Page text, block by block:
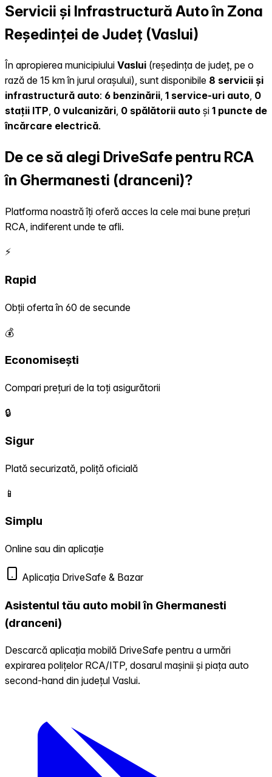
Servicii și Infrastructură Auto în Zona
Reședinței de Județ (Vaslui)
În apropierea municipiului Vaslui (reședința de județ, pe o
rază de 15 km în jurul orașului), sunt disponibile 8 servicii și
infrastructură auto: 6 benzinării, 1 service-uri auto, 0
stații ITP, 0 vulcanizări, 0 spălătorii auto și 1 puncte de
încărcare electrică.
De ce să alegi DriveSafe pentru RCA
în Ghermanesti (dranceni)?
Platforma noastră îți oferă acces la cele mai bune prețuri
RCA, indiferent unde te afli.
⚡
Rapid
Obții oferta în 60 de secunde
💰
Economisești
Compari prețuri de la toți asigurătorii
🔒
Sigur
Plată securizată, poliță oficială
📱
Simplu
Online sau din aplicație
Aplicația DriveSafe & Bazar
Asistentul tău auto mobil în Ghermanesti
(dranceni)
Descarcă aplicația mobilă DriveSafe pentru a urmări
expirarea polițelor RCA/ITP, dosarul mașinii și piața auto
second-hand din județul Vaslui.